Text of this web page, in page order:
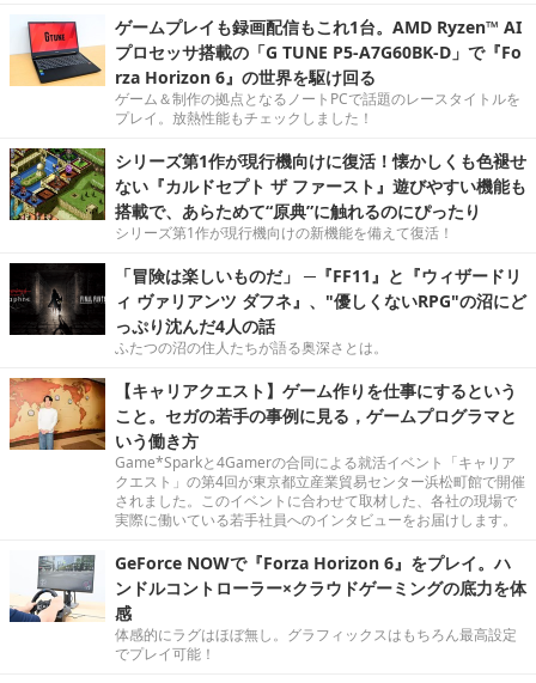
ゲームプレイも録画配信もこれ1台。AMD Ryzen™ AI
プロセッサ搭載の「G TUNE P5-A7G60BK-D」で『Fo
rza Horizon 6』の世界を駆け回る
ゲーム＆制作の拠点となるノートPCで話題のレースタイトルを
プレイ。放熱性能もチェックしました！
シリーズ第1作が現行機向けに復活！懐かしくも色褪せ
ない『カルドセプト ザ ファースト』遊びやすい機能も
搭載で、あらためて“原典”に触れるのにぴったり
シリーズ第1作が現行機向けの新機能を備えて復活！
「冒険は楽しいものだ」 ─『FF11』と『ウィザードリ
ィ ヴァリアンツ ダフネ』、"優しくないRPG"の沼にど
っぷり沈んだ4人の話
ふたつの沼の住人たちが語る奥深さとは。
【キャリアクエスト】ゲーム作りを仕事にするという
こと。セガの若手の事例に見る，ゲームプログラマと
いう働き方
Game*Sparkと4Gamerの合同による就活イベント「キャリア
クエスト」の第4回が東京都立産業貿易センター浜松町館で開催
されました。このイベントに合わせて取材した、各社の現場で
実際に働いている若手社員へのインタビューをお届けします。
GeForce NOWで『Forza Horizon 6』をプレイ。ハ
ンドルコントローラー×クラウドゲーミングの底力を体
感
体感的にラグはほぼ無し。グラフィックスはもちろん最高設定
でプレイ可能！